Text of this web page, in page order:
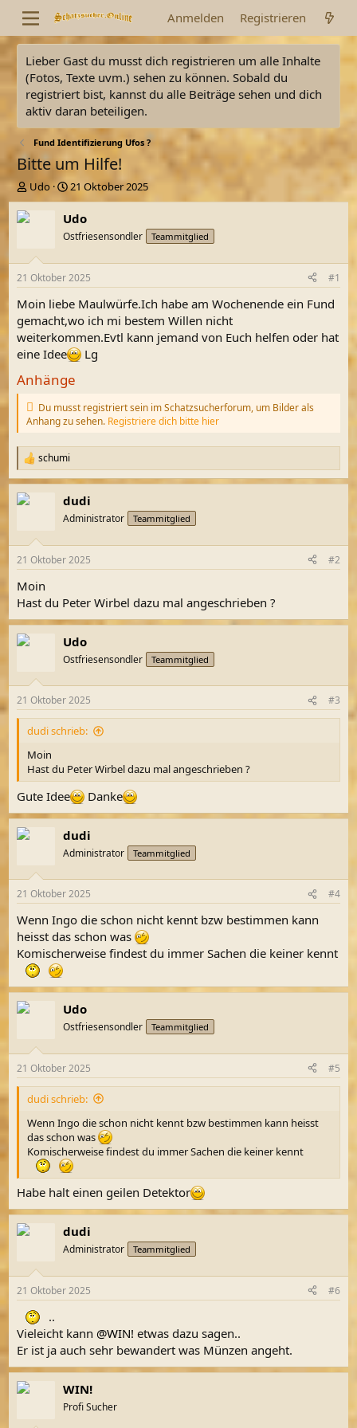
Anmelden Registrieren
Lieber Gast du musst dich registrieren um alle Inhalte
(Fotos, Texte uvm.) sehen zu können. Sobald du
registriert bist, kannst du alle Beiträge sehen und dich
aktiv daran beteiligen.
Fund Identifizierung Ufos ?
Bitte um Hilfe!
E
r
s
l
e
r
Udo
E
r
s
e
l
t
a
21 Oktober 2025
Udo
Ostfriesensondler Teammitglied
21 Oktober 2025 #1
Moin liebe Maulwürfe.Ich habe am Wochenende ein Fund
gemacht,wo ich mi bestem Willen nicht
weiterkommen.Evtl kann jemand von Euch helfen oder hat
eine Idee
Lg
Anhänge
Du musst registriert sein im Schatzsucherforum, um Bilder als
Anhang zu sehen. Registriere dich bitte hier
R
e
a
k
e
:
schumi
dudi
Administrator Teammitglied
21 Oktober 2025 #2
Moin
Hast du Peter Wirbel dazu mal angeschrieben ?
Udo
Ostfriesensondler Teammitglied
21 Oktober 2025 #3
dudi schrieb:
Moin
Hast du Peter Wirbel dazu mal angeschrieben ?
Gute Idee Danke
dudi
Administrator Teammitglied
21 Oktober 2025 #4
Wenn Ingo die schon nicht kennt bzw bestimmen kann
heisst das schon was
Komischerweise findest du immer Sachen die keiner kennt
Udo
Ostfriesensondler Teammitglied
21 Oktober 2025 #5
dudi schrieb:
Wenn Ingo die schon nicht kennt bzw bestimmen kann heisst
das schon was
Komischerweise findest du immer Sachen die keiner kennt
Habe halt einen geilen Detektor
dudi
Administrator Teammitglied
21 Oktober 2025 #6
..
Vieleicht kann @WIN! etwas dazu sagen..
Er ist ja auch sehr bewandert was Münzen angeht.
WIN!
Profi Sucher